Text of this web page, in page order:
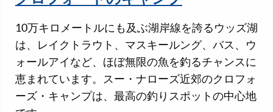
10万キロメートルにも及ぶ湖岸線を誇るウッズ湖
は、レイクトラウト、マスキールング、バス、ウ
ォールアイなど、ほぼ無限の魚を釣るチャンスに
恵まれています。スー・ナローズ近郊のクロフォ
ーズ・キャンプは、最高の釣りスポットの中心地